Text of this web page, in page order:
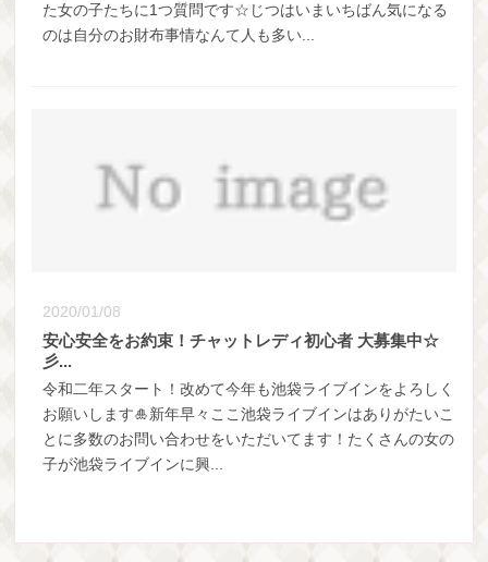
た女の子たちに1つ質問です☆じつはいまいちばん気になる
のは自分のお財布事情なんて人も多い...
2020/01/08
安心安全をお約束！チャットレディ初心者 大募集中☆
彡...
令和二年スタート！改めて今年も池袋ライブインをよろしく
お願いします🎍新年早々ここ池袋ライブインはありがたいこ
とに多数のお問い合わせをいただいてます！たくさんの女の
子が池袋ライブインに興...